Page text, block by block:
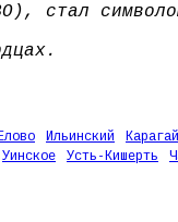
стал
Ильинский Карагай
Уинское Усть-Кишерть